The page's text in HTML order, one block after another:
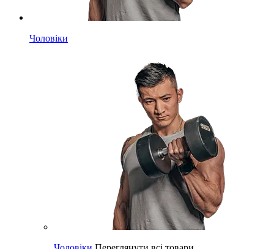
Чоловіки